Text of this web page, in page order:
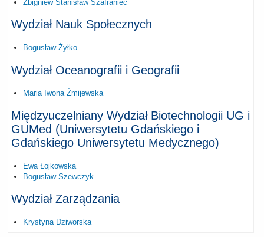
Zbigniew Stanisław Szafraniec
Wydział Nauk Społecznych
Bogusław Żyłko
Wydział Oceanografii i Geografii
Maria Iwona Żmijewska
Międzyuczelniany Wydział Biotechnologii UG i
GUMed (Uniwersytetu Gdańskiego i
Gdańskiego Uniwersytetu Medycznego)
Ewa Łojkowska
Bogusław Szewczyk
Wydział Zarządzania
Krystyna Dziworska